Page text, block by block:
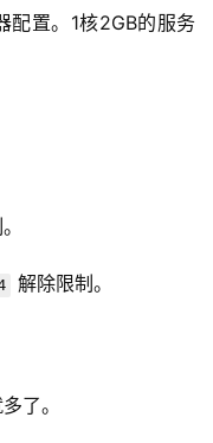
配置。1核2GB的服务
解除限制。
了。